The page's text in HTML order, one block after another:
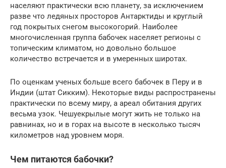
населяют практически всю планету, за исключением
разве что ледяных просторов Антарктиды и круглый
год покрытых снегом высокогорий. Наиболее
многочисленная группа бабочек населяет регионы с
топическим климатом, но довольно большое
количество встречается и в умеренных широтах.
По оценкам ученых больше всего бабочек в Перу и в
Индии (штат Сикким). Некоторые виды распространены
практически по всему миру, а ареал обитания других
весьма узок. Чешуекрылые могут жить не только на
равнинах, но и в горах на высоте в несколько тысяч
километров над уровнем моря.
Чем питаются бабочки?